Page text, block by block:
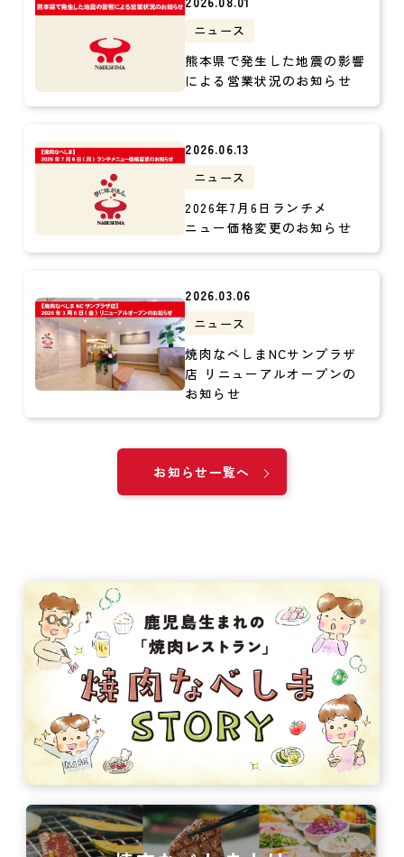
ニュース
熊本県で発生した地震の影響
による営業状況のお知らせ
2026.06.13
ニュース
2026年7月6日ランチメ
ニュー価格変更のお知らせ
2026.03.06
ニュース
焼肉なべしまNCサンプラザ
店 リニューアルオープンの
お知らせ
お知らせ一覧へ